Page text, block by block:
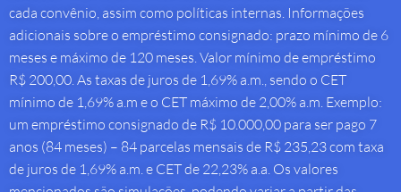
cada convênio, assim como políticas internas. Informações
adicionais sobre o empréstimo consignado: prazo mínimo de 6
meses e máximo de 120 meses. Valor mínimo de empréstimo
R$ 200,00. As taxas de juros de 1,69% a.m., sendo o CET
mínimo de 1,69% a.m e o CET máximo de 2,00% a.m. Exemplo:
um empréstimo consignado de R$ 10.000,00 para ser pago 7
anos (84 meses) – 84 parcelas mensais de R$ 235,23 com taxa
de juros de 1,69% a.m. e CET de 22,23% a.a. Os valores